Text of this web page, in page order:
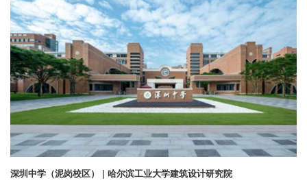
深圳中学（泥岗校区） | 哈尔滨工业大学建筑设计研究院